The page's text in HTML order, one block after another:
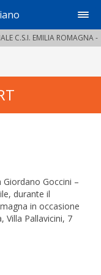
C.S.I. EMILIA ROMAGNA -
Goccini –
durante il
in occasione
Villa Pallavicini, 7